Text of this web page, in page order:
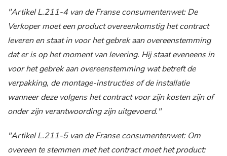
"Artikel L.211-4 van de Franse consumentenwet: De
Verkoper moet een product overeenkomstig het contract
leveren en staat in voor het gebrek aan overeenstemming
dat er is op het moment van levering. Hij staat eveneens in
voor het gebrek aan overeenstemming wat betreft de
verpakking, de montage-instructies of de installatie
wanneer deze volgens het contract voor zijn kosten zijn of
onder zijn verantwoording zijn uitgevoerd."
"Artikel L.211-5 van de Franse consumentenwet: Om
overeen te stemmen met het contract moet het product: